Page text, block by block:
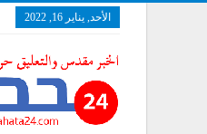
الأحد, يناير 16, 2022